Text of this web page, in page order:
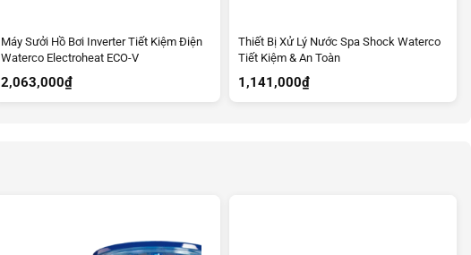
Máy Sưởi Hồ Bơi Inverter Tiết Kiệm Điện
Waterco Electroheat ECO-V
2,063,000₫
Thiết Bị Xử Lý Nước Spa Shock Waterco
Tiết Kiệm & An Toàn
1,141,000₫